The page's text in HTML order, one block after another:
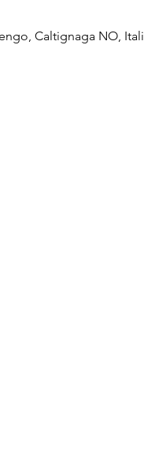
Caltignaga NO,